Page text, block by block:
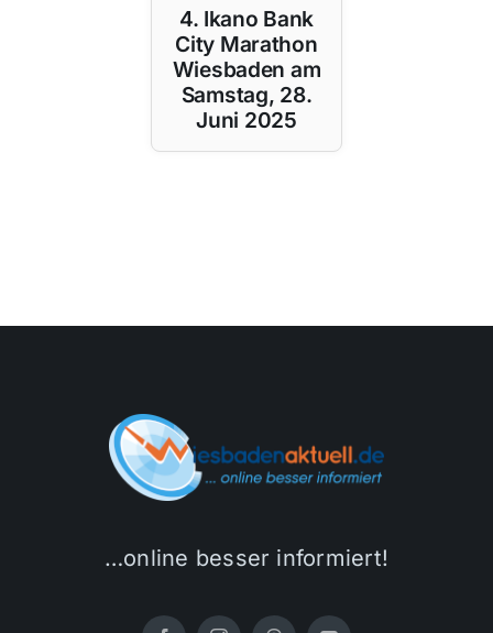
4. Ikano Bank
City Marathon
Wiesbaden am
Samstag, 28.
Juni 2025
…online besser informiert!